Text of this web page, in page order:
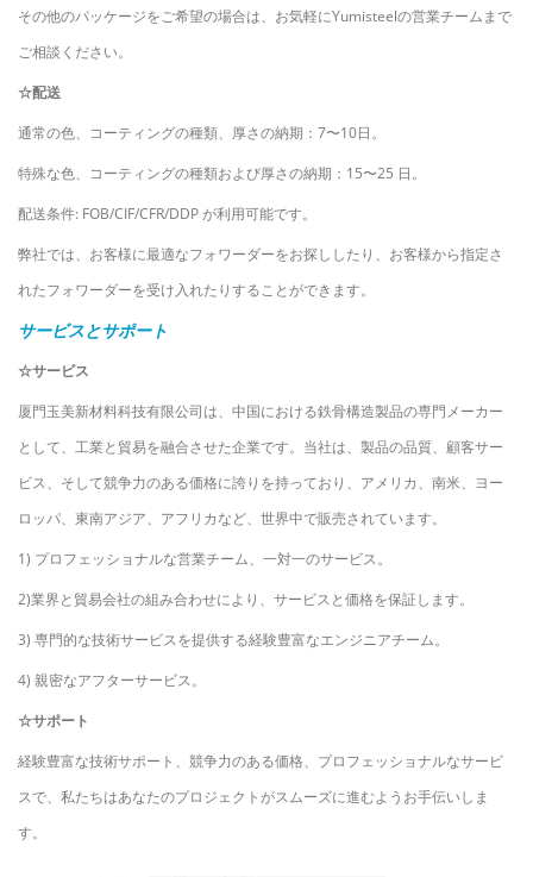
その他のパッケージをご希望の場合は、お気軽にYumisteelの営業チームまで
ご相談ください。
☆配送
通常の色、コーティングの種類、厚さの納期：7〜10日。
特殊な色、コーティングの種類および厚さの納期：15〜25 日。
配送条件: FOB/CIF/CFR/DDP が利用可能です。
弊社では、お客様に最適なフォワーダーをお探ししたり、お客様から指定さ
れたフォワーダーを受け入れたりすることができます。
サービスとサポート
☆サービス
厦門玉美新材料科技有限公司は、中国における鉄骨構造製品の専門メーカー
として、工業と貿易を融合させた企業です。当社は、製品の品質、顧客サー
ビス、そして競争力のある価格に誇りを持っており、アメリカ、南米、ヨー
ロッパ、東南アジア、アフリカなど、世界中で販売されています。
1) プロフェッショナルな営業チーム、一対一のサービス。
2)業界と貿易会社の組み合わせにより、サービスと価格を保証します。
3) 専門的な技術サービスを提供する経験豊富なエンジニアチーム。
4) 親密なアフターサービス。
☆サポート
経験豊富な技術サポート、競争力のある価格、プロフェッショナルなサービ
スで、私たちはあなたのプロジェクトがスムーズに進むようお手伝いしま
す。